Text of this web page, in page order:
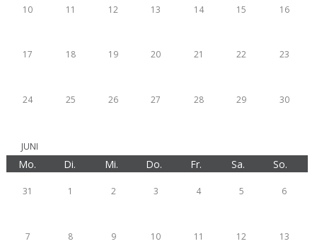
10 11 12 13 14 15 16
17 18 19 20 21 22 23
24 25 26 27 28 29 30
JUNI
Mo. Di. Mi. Do. Fr. Sa. So.
31 1 2 3 4 5 6
7 8 9 10 11 12 13